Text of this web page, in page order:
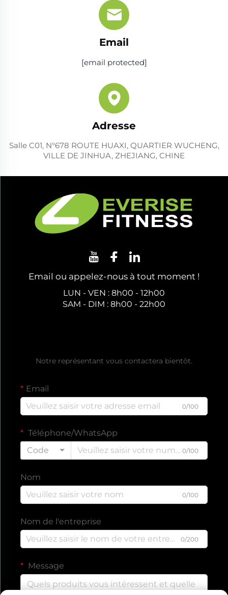
Email
[email protected]
Adresse
Salle C01, N°678 ROUTE HUAXI, QUARTIER WUCHENG,
VILLE DE JINHUA, ZHEJIANG, CHINE
Email ou appelez-nous à tout moment !
LUN - VEN : 8h00 - 12h00
SAM - DIM : 8h00 - 22h00
Notre représentant vous contactera bientôt.
Email
0/100
Téléphone/WhatsApp
Code
0/100
Nom
0/100
Nom de l'entreprise
0/200
Message